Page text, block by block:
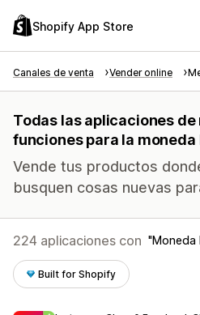
Shopify App Store
Canales de venta Vender online
Todas las aplicaciones
funciones para la moneda
Vende tus productos
busquen cosas nuevas
224 aplicaciones con Moneda
Built for Shopify